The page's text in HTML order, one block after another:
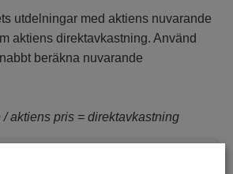
utdelningar med aktiens nuvarande
aktiens direktavkastning. Använd
beräkna nuvarande
aktiens pris = direktavkastning